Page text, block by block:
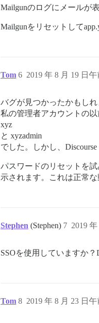
Mailgunのログにメールが
Mailgunをリセットして
Tom 2019 年 8 月 19 日午
6
バグが見つかったかもしれ
私の管理者アカウントの
xyz
と xyzadmin
でした。しかし、
パスワードのリセットを試
示されます。これは正常
Stephen (Stephen) 2019
7
SSOを使用していますか
Tom 2019 年 8 月 23 日午
8